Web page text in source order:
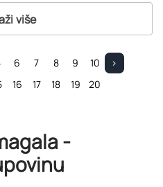
više
6 7 8 9 10
>
16 17 18 19 20
-